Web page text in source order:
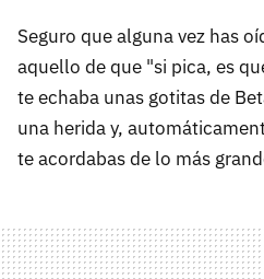
Seguro que alguna vez has
aquello de que "si pica, es
te echaba unas gotitas de
una herida y,
te acordabas de lo más